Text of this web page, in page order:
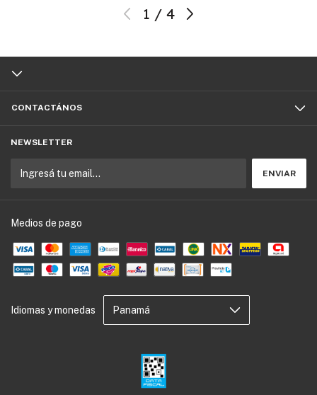
1 / 4
CONTACTÁNOS
NEWSLETTER
Medios de pago
Idiomas y monedas